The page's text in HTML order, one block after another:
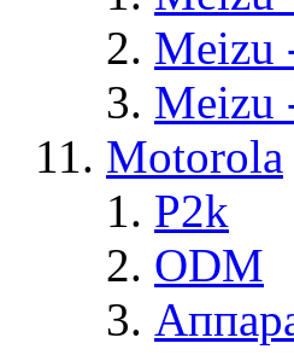
Meizu
Meizu
Motorola
P2k
ODM